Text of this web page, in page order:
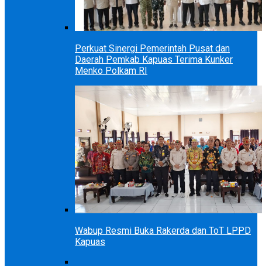
Perkuat Sinergi Pemerintah Pusat dan
Daerah Pemkab Kapuas Terima Kunker
Menko Polkam RI
Wabup Resmi Buka Rakerda dan ToT LPPD
Kapuas